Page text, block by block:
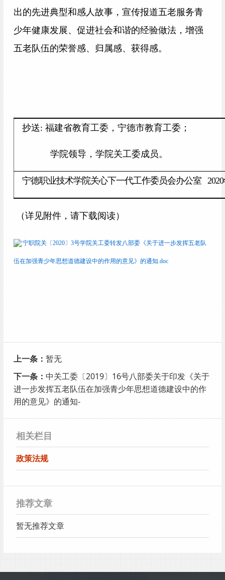
出的先进典型和感人故事，宣传报道五老服务青
少年健康发展、促进社会和谐的经验做法，增强
五老队伍的荣誉感、归属感、获得感。
抄送: 福建省教育工委，宁德市教育工委；
学院领导，学院关工委成员。
宁德职业技术学院关心下一代工作委员会办公室 2020
（详见附件，请下载阅读）
宁职院关〔2020〕3号学院关工委转发八部委《关于进一步发挥五老队
伍在加强青少年思想道德建设中的作用的意见》的通知.doc
上一条： 暂无
下一条： 中关工委〔2019〕16号八部委关于印发《关于
进一步发挥五老队伍在加强青少年思想道德建设中的作
用的意见》的通知-
相关栏目
政策法规
推荐文章
暂无推荐文章